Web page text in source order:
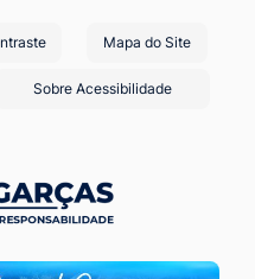
Mapa do Site
Sobre Acessibilidade